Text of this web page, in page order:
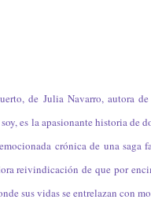
de Julia Navarro, autora
es la apasionante historia de
crónica de una
reivindicación de que por
sus vidas se entrelazan con